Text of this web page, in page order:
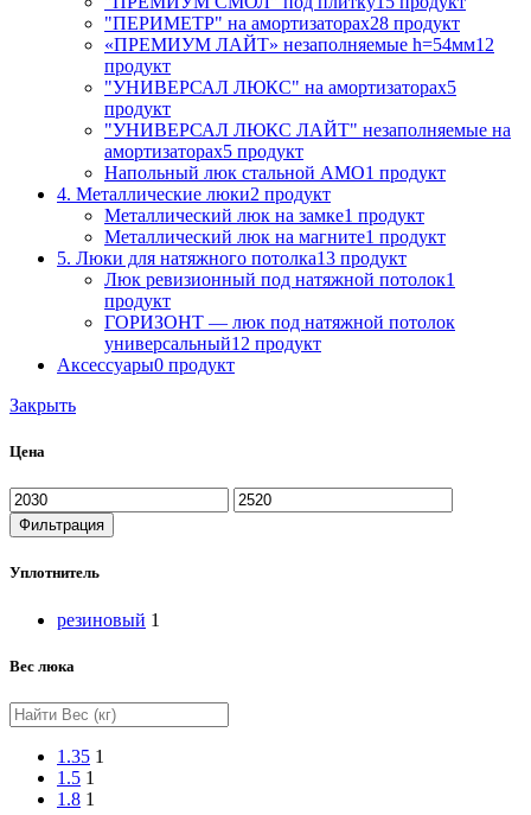
"ПЕРИМЕТР" на амортизаторах28 продукт
«ПРЕМИУМ ЛАЙТ» незаполняемые h=54мм12
продукт
"УНИВЕРСАЛ ЛЮКС" на амортизаторах5
продукт
"УНИВЕРСАЛ ЛЮКС ЛАЙТ" незаполняемые на
амортизаторах5 продукт
Напольный люк стальной АМО1 продукт
4. Металлические люки2 продукт
Металлический люк на замке1 продукт
Металлический люк на магните1 продукт
5. Люки для натяжного потолка13 продукт
Люк ревизионный под натяжной потолок1
продукт
ГОРИЗОНТ — люк под натяжной потолок
универсальный12 продукт
Аксессуары0 продукт
Закрыть
Цена
Минимальная
цена
Максимальная
цена
Фильтрация
Уплотнитель
резиновый 1
Вес люка
1.35 1
1.5 1
1.8 1